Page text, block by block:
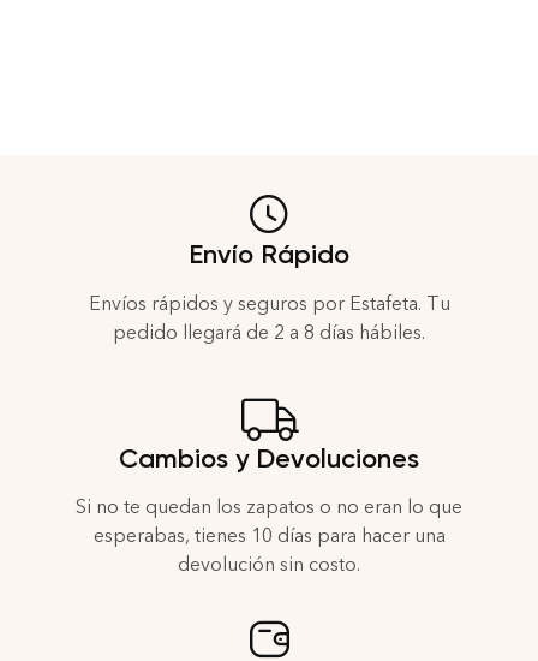
Envío Rápido
Envíos rápidos y seguros por Estafeta. Tu
pedido llegará de 2 a 8 días hábiles.
Cambios y Devoluciones
Si no te quedan los zapatos o no eran lo que
esperabas, tienes 10 días para hacer una
devolución sin costo.